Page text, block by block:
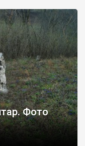
у траві – […]
Фото